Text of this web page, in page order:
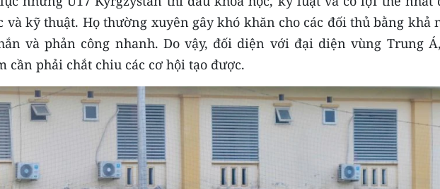
và kỹ thuật. Họ thường xuyên gây khó khăn cho các đối thủ bằng khả
và phản công nhanh. Do vậy, đối diện với đại diện vùng Trung
cần phải chắt chiu các cơ hội tạo được.